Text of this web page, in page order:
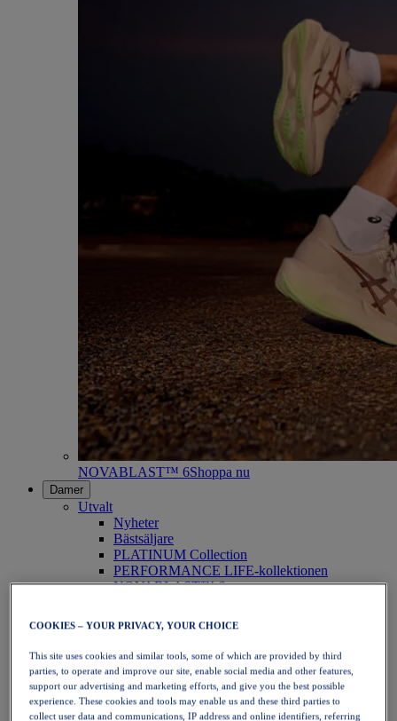
NOVABLAST™ 6Shoppa nu
Damer
Utvalt
Nyheter
Bästsäljare
PLATINUM Collection
PERFORMANCE LIFE-kollektionen
NOVABLAST™ 6
Löpning
Traillöpning
Tennis
Volleyboll
Handboll
Padel
Nätboll
COOKIES – YOUR PRIVACY, YOUR CHOICE
This site uses cookies and similar tools, some of which are provided by third
parties, to operate and improve our site, enable social media and other features,
support our advertising and marketing efforts, and give you the best possible
experience. These cookies and tools may enable us and these third parties to
collect user data and communications, IP address and online identifiers, referring